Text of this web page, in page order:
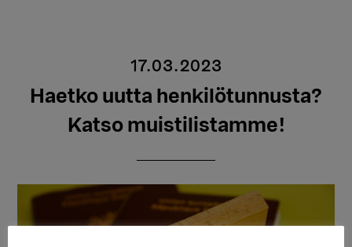
17.03.2023
Haetko uutta henkilötunnusta?
Katso muistilistamme!